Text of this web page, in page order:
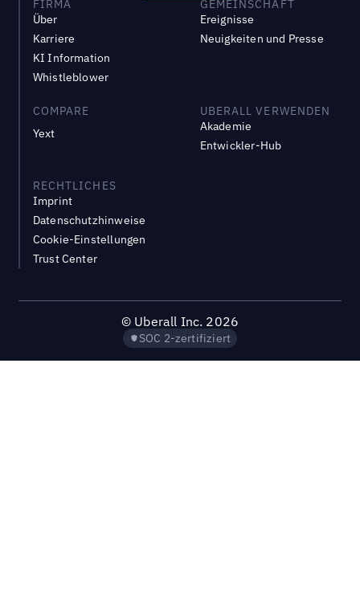
FIRMA
Über
Karriere
KI Information
Whistleblower
GEMEINSCHAFT
Ereignisse
Neuigkeiten und Presse
COMPARE
Yext
UBERALL VERWENDEN
Akademie
Entwickler-Hub
RECHTLICHES
Imprint
Datenschutzhinweise
Cookie-Einstellungen
Trust Center
© Uberall Inc. 2026
SOC 2-zertifiziert